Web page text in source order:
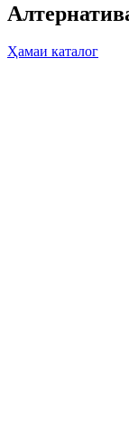
Ҳамаи каталог